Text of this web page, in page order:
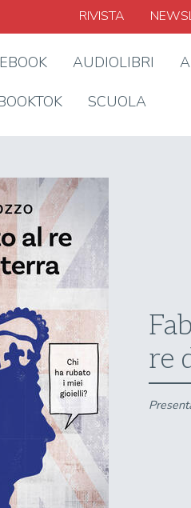
RIVISTA
AUDIOLIBRI
SCUOLA
re